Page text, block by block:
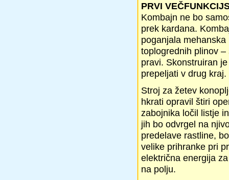
PRVI
Kombajn ne bo
prek kardana.
poganjala
toplogrednih plinov
pravi. Skonstruiran
prepeljati v drug kraj.
Stroj za žetev
hkrati opravil štiri
zabojnika ločil listje
jih bo odvrgel na
predelave rastline,
velike prihranke pri
električna energija
na polju.